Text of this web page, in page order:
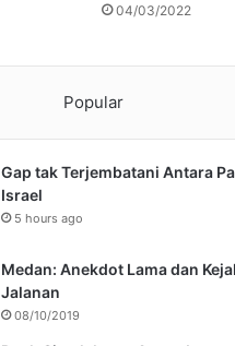
04/03/2022
Popular
Gap tak Terjembatani Antara
Israel
5 hours ago
Medan: Anekdot Lama dan
Jalanan
08/10/2019